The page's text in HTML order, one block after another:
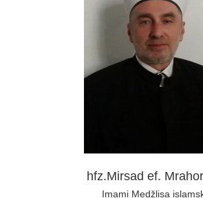
hfz.Mirsad ef.
Imami Medžlisa
hfz. Mehmed ef.
Imami Medžlisa
zajednice Banovići